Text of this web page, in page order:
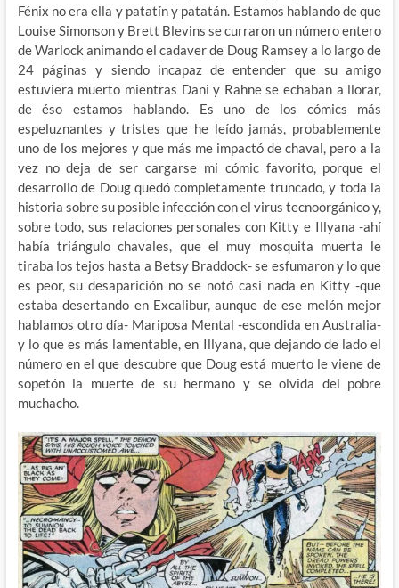
Fénix no era ella y patatín y patatán. Estamos hablando de que
Louise Simonson y Brett Blevins se curraron un número entero
de Warlock animando el cadaver de Doug Ramsey a lo largo de
24 páginas y siendo incapaz de entender que su amigo
estuviera muerto mientras Dani y Rahne se echaban a llorar,
de éso estamos hablando. Es uno de los cómics más
espeluznantes y tristes que he leído jamás, probablemente
uno de los mejores y que más me impactó de chaval, pero a la
vez no deja de ser cargarse mi cómic favorito, porque el
desarrollo de Doug quedó completamente truncado, y toda la
historia sobre su posible infección con el virus tecnoorgánico y,
sobre todo, sus relaciones personales con Kitty e Illyana -ahí
había triángulo chavales, que el muy mosquita muerta le
tiraba los tejos hasta a Betsy Braddock- se esfumaron y lo que
es peor, su desaparición no se notó casi nada en Kitty -que
estaba desertando en Excalibur, aunque de ese melón mejor
hablamos otro día- Mariposa Mental -escondida en Australia-
y lo que es más lamentable, en Illyana, que dejando de lado el
número en el que descubre que Doug está muerto le viene de
sopetón la muerte de su hermano y se olvida del pobre
muchacho.